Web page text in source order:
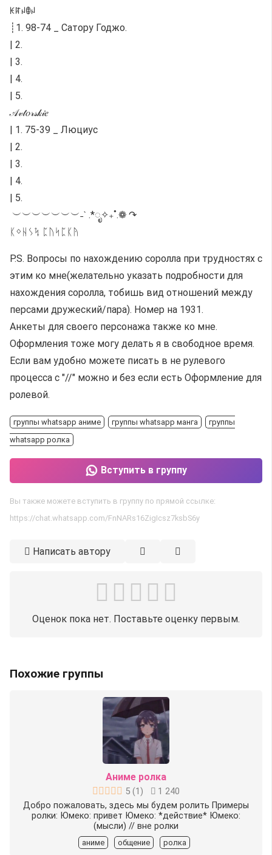
ꀘꍏꈤꂦꈤ
┊1. 98-74 _ Сатору Годжо.
| 2.
| 3.
| 4.
| 5.
𝒜𝓋𝓉𝑜𝓇𝓈𝓀𝒾𝑒
| 1. 75-39 _ Люциус
| 2.
| 3.
| 4.
| 5.
ㅤㅤㅤㅤㅤ ㅤ︶︶︶︶︶︶︶˗ˋ .*ೃ✧₊˚.❁ ↷
ᛕᛜᚺᛊᛪ ᛈᚢᛋᛈᛕᚤ
P.S. Вопросы по нахождению соролла при трудностях с
этим ко мне(желательно указать подробности для
нахождения соролла, тобишь вид отношений между
персами дружеский/пара). Номер на 1931.
Анкеты для своего персонажа также ко мне.
Оформления тоже могу делать я в свободное время.
Если вам удобно можете писать в не рулевого
процесса с "//" можно и без если есть Оформление для
ролевой.
группы whatsapp аниме группы whatsapp манга
группы
whatsapp ролка
Вступить в группу
Вы также можете вступить в группу по прямой ссылке:
https://chat.whatsapp.com/FnNARs16ZigIcsz7ksbS6y
Написать автору
Оценок пока нет. Поставьте оценку первым.
Похожие группы
Аниме ролка
5 (1 )
1 240
Добро пожаловать, здесь мы будем ролить Примеры
ролки: Юмеко: привет Юмеко: *действие* Юмеко:
(мысли) // вне ролки
аниме общение ролка